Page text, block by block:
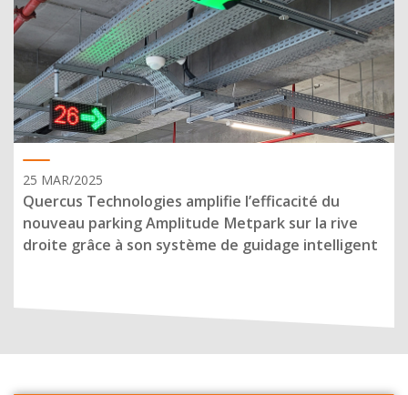
25 MAR/2025
Quercus Technologies amplifie l’efficacité du
nouveau parking Amplitude Metpark sur la rive
droite grâce à son système de guidage intelligent